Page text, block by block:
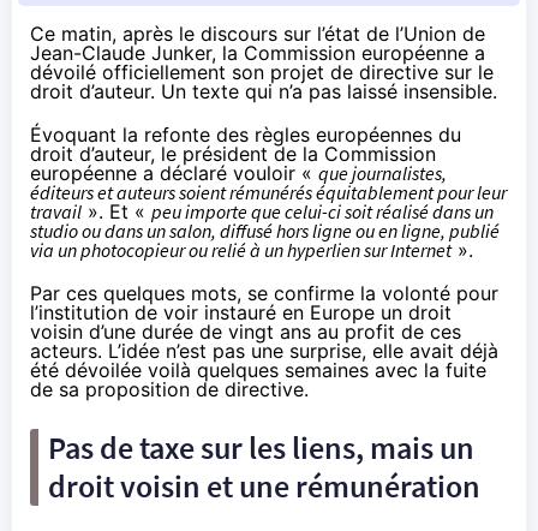
Ce matin, après le discours sur l’état de l’Union de
Jean-Claude Junker, la Commission européenne a
dévoilé officiellement son projet de directive sur le
droit d’auteur. Un texte qui n’a pas laissé insensible.
Évoquant la refonte des règles européennes du
droit d’auteur, le président de la Commission
européenne a déclaré vouloir « que journalistes,
éditeurs et auteurs soient rémunérés équitablement pour leur
travail ». Et « peu importe que celui-ci soit réalisé dans un
studio ou dans un salon, diffusé hors ligne ou en ligne, publié
via un photocopieur ou relié à un hyperlien sur Internet».
Par ces quelques mots, se confirme la volonté pour
l’institution de voir instauré en Europe un droit
voisin d’une durée de vingt ans au profit de ces
acteurs. L’idée n’est pas une surprise, elle avait déjà
été dévoilée voilà quelques semaines avec la fuite
de sa proposition de directive.
Pas de taxe sur les liens, mais un
droit voisin et une rémunération